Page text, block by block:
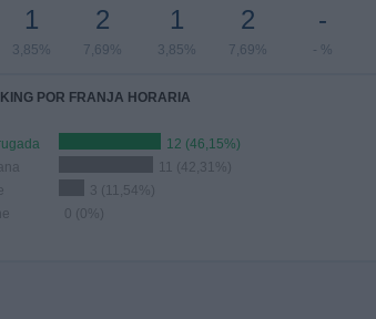
1
3,85%
2
7,69%
1
3,85%
2
7,69%
-
- %
POR FRANJA HORARIA
12 (46,15%)
11 (42,31%)
3 (11,54%)
0 (0%)